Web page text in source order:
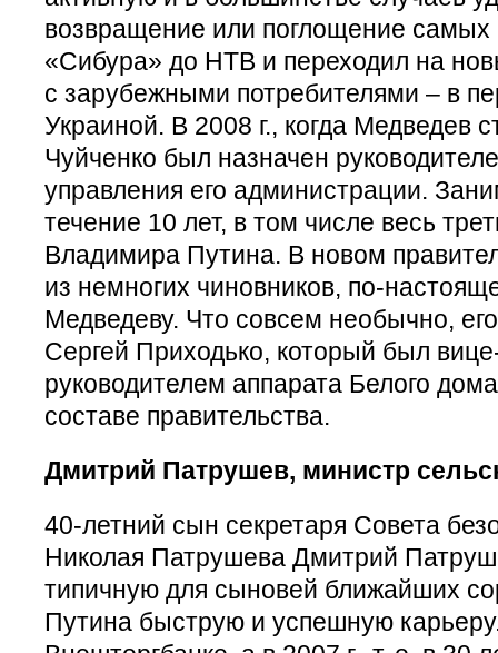
возвращение или поглощение самых
«Сибура» до НТВ и переходил на
с зарубежными потребителями – в
Украиной. В 2008 г., когда Медведев
Чуйченко был назначен
управления его администрации.
течение 10 лет, в том числе весь
Владимира Путина. В новом
из немногих чиновников, по-
Медведеву. Что совсем необычно,
Сергей Приходько, который был
руководителем аппарата Белого
составе правительства.
Дмитрий Патрушев, министр
40-летний сын секретаря Совета
Николая Патрушева Дмитрий
типичную для сыновей ближайших
Путина быструю и успешную